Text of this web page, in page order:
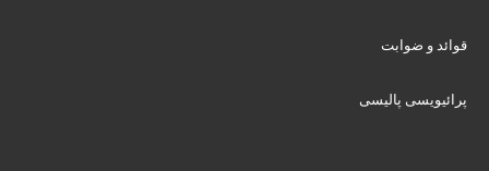
قوائد و ضوابت
پرائیویسی پالیسی